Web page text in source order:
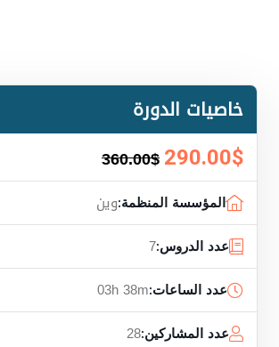
خاصيات الدورة
290.00$
360.00$
المؤسسة المنظمة:وين
عدد الدروس:7
عدد الساعات:03h 38m
عدد المشاركين:28